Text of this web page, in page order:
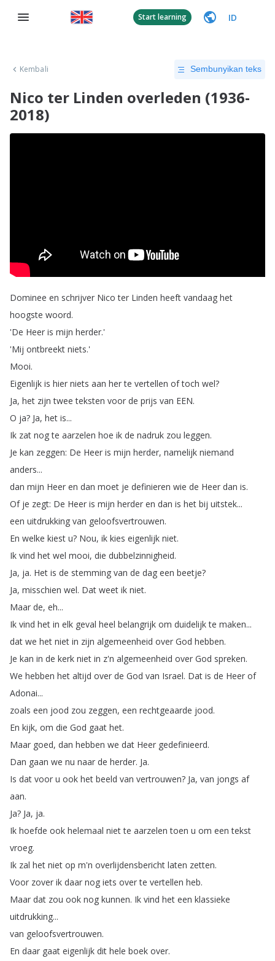
Start learning ID
Kembali Sembunyikan teks
Nico ter Linden overleden (1936-
2018)
Dominee en schrijver Nico ter Linden heeft vandaag het
hoogste woord.
'De Heer is mijn herder.'
'Mij ontbreekt niets.'
Mooi.
Eigenlijk is hier niets aan her te vertellen of toch wel?
Ja, het zijn twee teksten voor de prijs van EEN.
O ja? Ja, het is...
Ik zat nog te aarzelen hoe ik de nadruk zou leggen.
Je kan zeggen: De Heer is mijn herder, namelijk niemand
anders...
dan mijn Heer en dan moet je definieren wie de Heer dan is.
Of je zegt: De Heer is mijn herder en dan is het bij uitstek...
een uitdrukking van geloofsvertrouwen.
En welke kiest u? Nou, ik kies eigenlijk niet.
Ik vind het wel mooi, die dubbelzinnigheid.
Ja, ja. Het is de stemming van de dag een beetje?
Ja, misschien wel. Dat weet ik niet.
Maar de, eh...
Ik vind het in elk geval heel belangrijk om duidelijk te maken...
dat we het niet in zijn algemeenheid over God hebben.
Je kan in de kerk niet in z'n algemeenheid over God spreken.
We hebben het altijd over de God van Israel. Dat is de Heer of
Adonai...
zoals een jood zou zeggen, een rechtgeaarde jood.
En kijk, om die God gaat het.
Maar goed, dan hebben we dat Heer gedefinieerd.
Dan gaan we nu naar de herder. Ja.
Is dat voor u ook het beeld van vertrouwen? Ja, van jongs af
aan.
Ja? Ja, ja.
Ik hoefde ook helemaal niet te aarzelen toen u om een tekst
vroeg.
Ik zal het niet op m'n overlijdensbericht laten zetten.
Voor zover ik daar nog iets over te vertellen heb.
Maar dat zou ook nog kunnen. Ik vind het een klassieke
uitdrukking...
van geloofsvertrouwen.
En daar gaat eigenlijk dit hele boek over.